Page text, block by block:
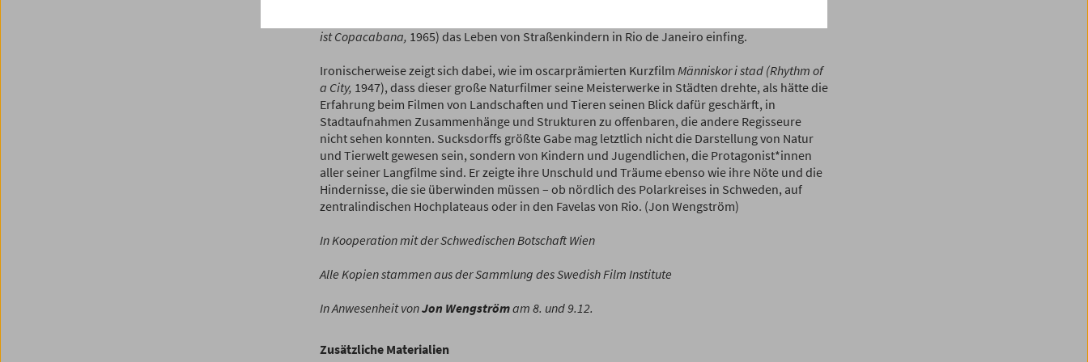
ist Copacabana, 1965) das Leben von Straßenkindern in Rio de Janeiro einfing.
Ironischerweise zeigt sich dabei, wie im oscarprämierten Kurzfilm Människor i stad (Rhythm of
a City, 1947), dass dieser große Naturfilmer seine Meisterwerke in Städten drehte, als hätte die
Erfahrung beim Filmen von Landschaften und Tieren seinen Blick dafür geschärft, in
Stadtaufnahmen Zusammenhänge und Strukturen zu offenbaren, die andere Regisseure
nicht sehen konnten. Sucksdorffs größte Gabe mag letztlich nicht die Darstellung von Natur
und Tierwelt gewesen sein, sondern von Kindern und Jugendlichen, die Protagonist*innen
aller seiner Langfilme sind. Er zeigte ihre Unschuld und Träume ebenso wie ihre Nöte und die
Hindernisse, die sie überwinden müssen – ob nördlich des Polarkreises in Schweden, auf
zentralindischen Hochplateaus oder in den Favelas von Rio. (Jon Wengström)
In Kooperation mit der Schwedischen Botschaft Wien
Alle Kopien stammen aus der Sammlung des Swedish Film Institute
In Anwesenheit vonJon Wengströmam 8. und 9.12.
Zusätzliche Materialien